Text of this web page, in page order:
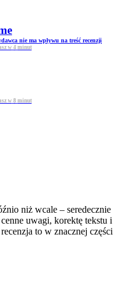
nie ma wpływu na treść recenzji
w 4 minut
w 8 minut
niż wcale – seredecznie
uwagi, korektę tekstu i
to w znacznej części